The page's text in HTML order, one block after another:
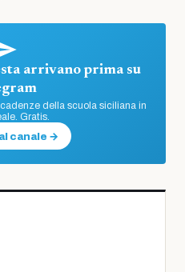
arrivano prima su
della scuola siciliana in
Gratis.
canale →